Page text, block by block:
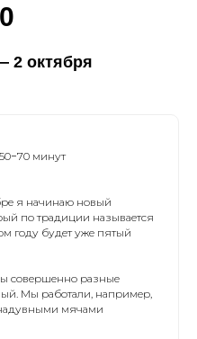
2 октября
минут
я начинаю новый
по традиции называется
году будет уже пятый
совершенно разные
Мы работали, например,
мячами